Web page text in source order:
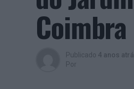
Coimbra
Publicado 4 anos
Por